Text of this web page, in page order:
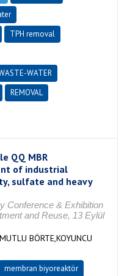
TPH removal
WATER
REMOVAL
QQ MBR
of industrial
sulfate and heavy
Conference & Exhibition
and Reuse, 13 Eylül
BÖRTE,KOYUNCU
membran biyoreaktör